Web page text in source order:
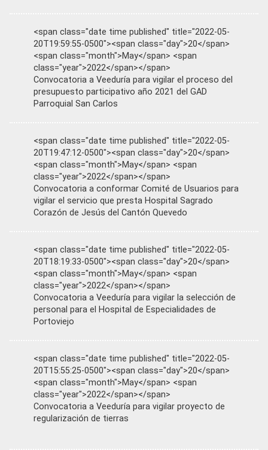
<span class="date time published" title="2022-05-
20T19:59:55-0500"><span class="day">20</span>
<span class="month">May</span> <span
class="year">2022</span></span>
Convocatoria a Veeduría para vigilar el proceso del
presupuesto participativo año 2021 del GAD
Parroquial San Carlos
<span class="date time published" title="2022-05-
20T19:47:12-0500"><span class="day">20</span>
<span class="month">May</span> <span
class="year">2022</span></span>
Convocatoria a conformar Comité de Usuarios para
vigilar el servicio que presta Hospital Sagrado
Corazón de Jesús del Cantón Quevedo
<span class="date time published" title="2022-05-
20T18:19:33-0500"><span class="day">20</span>
<span class="month">May</span> <span
class="year">2022</span></span>
Convocatoria a Veeduría para vigilar la selección de
personal para el Hospital de Especialidades de
Portoviejo
<span class="date time published" title="2022-05-
20T15:55:25-0500"><span class="day">20</span>
<span class="month">May</span> <span
class="year">2022</span></span>
Convocatoria a Veeduría para vigilar proyecto de
regularización de tierras